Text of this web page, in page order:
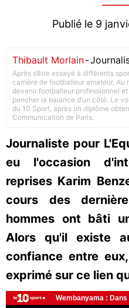
Publié le 9
Thibault Morlain-
Après s’être essayé à différents
carrière de footballeur amateur. Au
devenir footballeur professionnel
pencher la balance d’un côté. Le
du 10 Sport, après un diplôme
Communication de Paris.
Journaliste pour
eu l'occasion
reprises Karim
cours des
hommes ont bâti
Alors qu'il existe
confiance entre
exprimé sur ce lien